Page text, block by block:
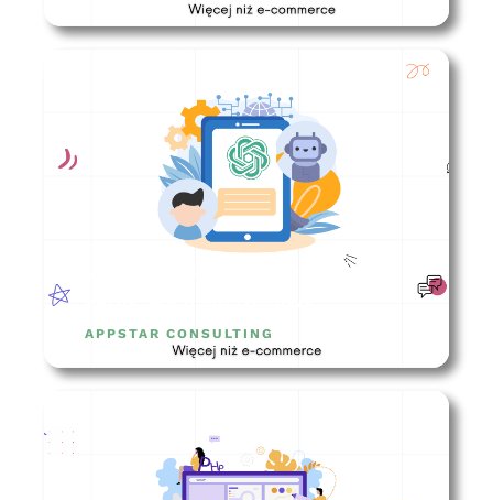
Jakie integracje musi posiadać
APPSTAR CONSULTING